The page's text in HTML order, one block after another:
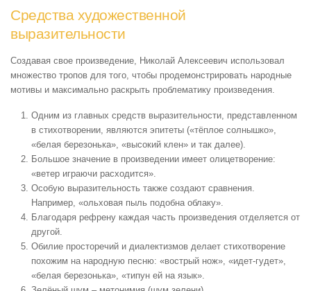
Средства художественной
выразительности
Создавая свое произведение, Николай Алексеевич использовал
множество тропов для того, чтобы продемонстрировать народные
мотивы и максимально раскрыть проблематику произведения.
Одним из главных средств выразительности, представленном
в стихотворении, являются эпитеты («тёплое солнышко»,
«белая березонька», «высокий клен» и так далее).
Большое значение в произведении имеет олицетворение:
«ветер играючи расходится».
Особую выразительность также создают сравнения.
Например, «ольховая пыль подобна облаку».
Благодаря рефрену каждая часть произведения отделяется от
другой.
Обилие просторечий и диалектизмов делает стихотворение
похожим на народную песню: «вострый нож», «идет-гудет»,
«белая березонька», «типун ей на язык».